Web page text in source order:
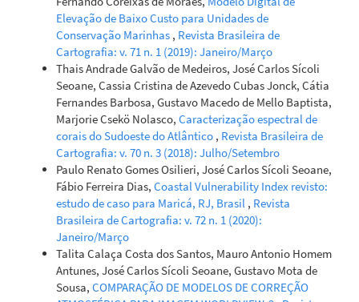
Elevação de Baixo Custo para Unidades de
Conservação Marinhas , Revista Brasileira de
Cartografia: v. 71 n. 1 (2019): Janeiro/Março
Thais Andrade Galvão de Medeiros, José Carlos Sícoli
Seoane, Cassia Cristina de Azevedo Cubas Jonck, Cátia
Fernandes Barbosa, Gustavo Macedo de Mello Baptista,
Marjorie Csekö Nolasco, Caracterização espectral de
corais do Sudoeste do Atlântico , Revista Brasileira de
Cartografia: v. 70 n. 3 (2018): Julho/Setembro
Paulo Renato Gomes Osilieri, José Carlos Sícoli Seoane,
Fábio Ferreira Dias, Coastal Vulnerability Index revisto:
estudo de caso para Maricá, RJ, Brasil , Revista
Brasileira de Cartografia: v. 72 n. 1 (2020):
Janeiro/Março
Talita Calaça Costa dos Santos, Mauro Antonio Homem
Antunes, José Carlos Sícoli Seoane, Gustavo Mota de
Sousa, COMPARAÇÃO DE MODELOS DE CORREÇÃO